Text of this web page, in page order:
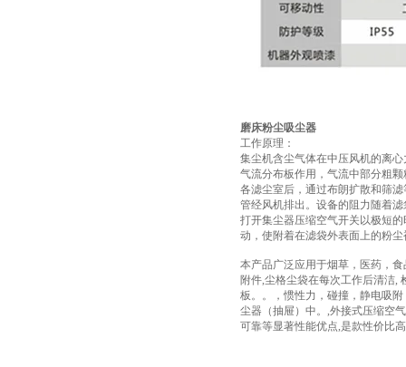
磨床粉尘吸尘器
工作原理：
集尘机含尘气体在中压风机的离
气流分布板作用，气流中部分粗
各滤尘室后，通过布朗扩散和筛
管经风机排出。设备的阻力随着
打开集尘器压缩空气开关以极短
动，使附着在滤袋外表面上的粉
本产品广泛应用于烟草，医药，
附件,尘格尘袋在每次工作后清洁,
板。。，惯性力，碰撞，静电吸
尘器（抽屉）中。,外接式压缩空
可靠等显著性能优点,是款性价比